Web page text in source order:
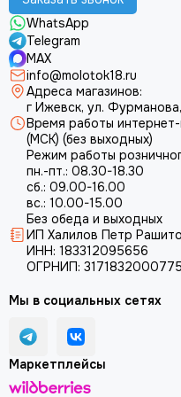
Запчасти на двигатель
Запчасти на двигатель
Запчасти на двигатель
Запчасти на двигатель
Запчасти на двигатель
Запчасти на двигатель
Запчасти на двигатель
Запчасти на двигатель
Запчасти на двигатель
Запчасти на двигатель
Запчасти на двигатель
Для мотобуров
Для садовых
Для аккумуляторного
WhatsApp
Telegram
MAX
info@molotok18.ru
Адреса магазинов:
г Ижевск, ул.
Время работы
(МСК) (без выходных)
Режим работы
пн.-пт.: 08.30-18.30
сб.: 09.00-16.00
вс.: 10.00-15.00
Без обеда и выходных
ИП Халилов Петр
ИНН: 183312095656
ОГРНИП:
Мы в социальных сетях
Маркетплейсы